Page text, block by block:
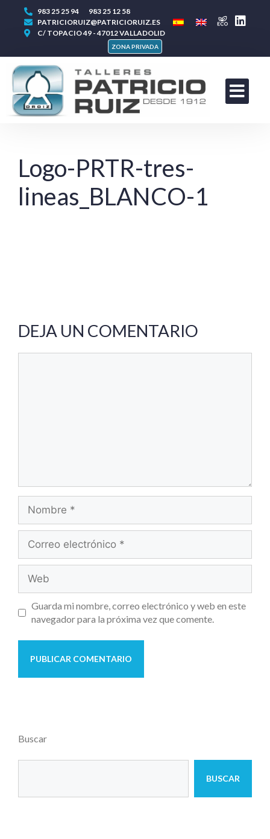
983 25 25 94
983 25 12 58
PATRICIORUIZ@PATRICIORUIZ.ES
C/ TOPACIO 49 - 47012 VALLADOLID
ZONA PRIVADA
Logo-PRTR-tres-
lineas_BLANCO-1
DEJA UN COMENTARIO
Guarda mi nombre, correo electrónico y web en este
navegador para la próxima vez que comente.
Buscar
BUSCAR